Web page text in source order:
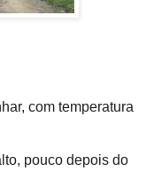
com temperatura
pouco depois do